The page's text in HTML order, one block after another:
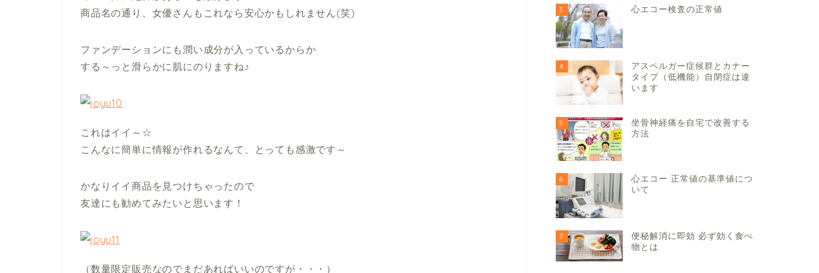
商品名の通り、女優さんもこれなら安心かもしれません(笑)
ファンデーションにも潤い成分が入っているからか
する～っと滑らかに肌にのりますね♪
これはイイ～☆
こんなに簡単に情報が作れるなんて、とっても感激です～
かなりイイ商品を見つけちゃったので
友達にも勧めてみたいと思います！
（数量限定販売なのでまだあればいいのですが・・・）
3 心エコー検査の正常値
4
アスペルガー症候群とカナー
タイプ（低機能）自閉症は違
います
5
坐骨神経痛を自宅で改善する
方法
6
心エコー 正常値の基準値につ
いて
7
便秘解消に即効 必ず効く食べ
物とは